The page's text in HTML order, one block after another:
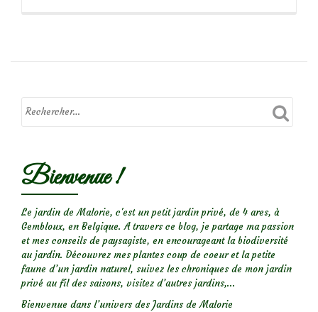
en
santé
insectes
rosiers
et
prévenir
les
maladies
Bienvenue !
Le jardin de Malorie, c'est un petit jardin privé, de 4 ares, à
Gembloux, en Belgique. A travers ce blog, je partage ma passion
et mes conseils de paysagiste, en encourageant la biodiversité
au jardin. Découvrez mes plantes coup de coeur et la petite
faune d’un jardin naturel, suivez les chroniques de mon jardin
privé au fil des saisons, visitez d’autres jardins,...
Bienvenue dans l’univers des Jardins de Malorie